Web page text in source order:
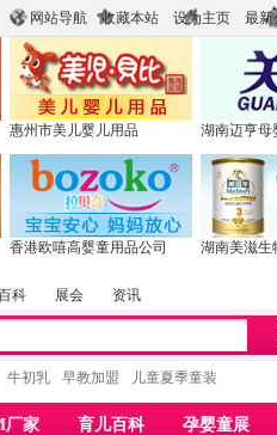
网站导航 收藏本站 设为主页 最新
惠州市美儿婴儿用品 湖南迈亨母
香港欧嘻高婴童用品公司 湖南美滋生
科 展会 资讯
牛初乳 早教加盟 儿童夏季童装
厂家 育儿百科 孕婴童展